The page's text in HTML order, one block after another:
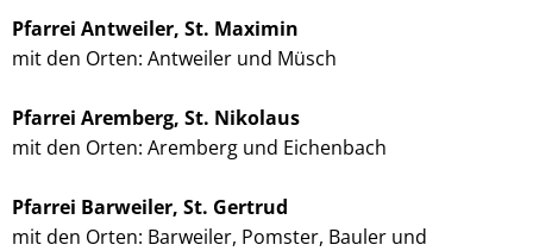
Pfarrei Antweiler, St. Maximin
mit den Orten: Antweiler und Müsch
Pfarrei Aremberg, St. Nikolaus
mit den Orten: Aremberg und Eichenbach
Pfarrei Barweiler, St. Gertrud
mit den Orten: Barweiler, Pomster, Bauler und